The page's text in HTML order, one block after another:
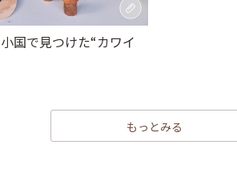
国で見つけた“カワイ
もっとみる